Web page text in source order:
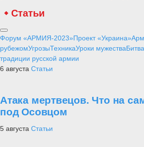
Статьи
Форум «АРМИЯ-2023»Проект «Украина»
рубежомУгрозыТехникаУроки мужества
традиции русской армии
6 августа Статьи
Атака мертвецов. Что на
под Осовцом
5 августа Статьи